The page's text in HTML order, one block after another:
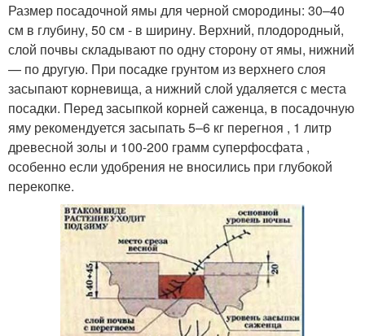
Размер посадочной ямы для черной смородины: 30–40
см в глубину, 50 см - в ширину. Верхний, плодородный,
слой почвы складывают по одну сторону от ямы, нижний
— по другую. При посадке грунтом из верхнего слоя
засыпают корневища, а нижний слой удаляется с места
посадки. Перед засыпкой корней саженца, в посадочную
яму рекомендуется засыпать 5–6 кг перегноя , 1 литр
древесной золы и 100-200 грамм суперфосфата ,
особенно если удобрения не вносились при глубокой
перекопке.